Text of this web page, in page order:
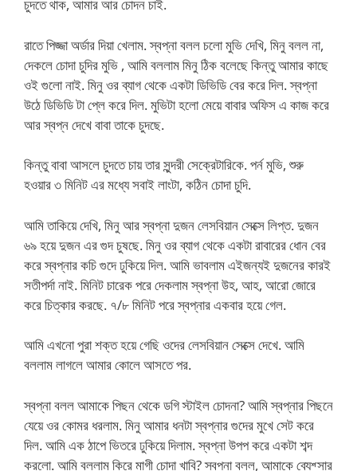
চুদতে থাক, আমার আর চোদন চাই.
রাতে পিজ্জা অর্ডার দিয়া খেলাম. স্বপ্না বলল চলো মুভি দেখি, মিনু বলল না,
দেকলে চোদা চুদির মুভি , আমি বললাম মিনু ঠিক বলেছে কিন্তু আমার কাছে
ওই গুলো নাই. মিনু ওর ব্যাগ থেকে একটা ডিভিডি বের করে দিল. স্বপ্না
উঠে ডিভিডি টা প্লে করে দিল. মুভিটা হলো মেয়ে বাবার অফিস এ কাজ করে
আর স্বপ্ন দেখে বাবা তাকে চুদছে.
কিন্তু বাবা আসলে চুদতে চায় তার সুন্দরী সেক্রেটারিকে. পর্ন মুভি, শুরু
হওয়ার ৩ মিনিট এর মধ্যে সবাই লাংটা, কঠিন চোদা চুদি.
আমি তাকিয়ে দেখি, মিনু আর স্বপ্না দুজন লেসবিয়ান সেক্সে লিপ্ত. দুজন
৬৯ হয়ে দুজন এর গুদ চুষছে. মিনু ওর ব্যাগ থেকে একটা রাবারের ধোন বের
করে স্বপ্নার কচি গুদে ঢুকিয়ে দিল. আমি ভাবলাম এইজন্যই দুজনের কারই
সতীপর্দা নাই. মিনিট চারেক পরে দেকলাম স্বপ্না উহ, আহ, আরো জোরে
করে চিত্কার করছে. ৭/৮ মিনিট পরে স্বপ্নার একবার হয়ে গেল.
আমি এখনো পুরা শক্ত হয়ে গেছি ওদের লেসবিয়ান সেক্সে দেখে. আমি
বললাম লাগলে আমার কোলে আসতে পর.
স্বপ্না বলল আমাকে পিছন থেকে ডগি স্টাইল চোদনা? আমি স্বপ্নার পিছনে
যেয়ে ওর কোমর ধরলাম. মিনু আমার ধনটা স্বপ্নার গুদের মুখে সেট করে
দিল. আমি এক ঠাপে ভিতরে ঢুকিয়ে দিলাম. স্বপ্না উপপ করে একটা শব্দ
করলো. আমি বললাম কিরে মাগী চোদা খাবি? স্বপ্না বলল, আমাকে ব্যেশ্সার